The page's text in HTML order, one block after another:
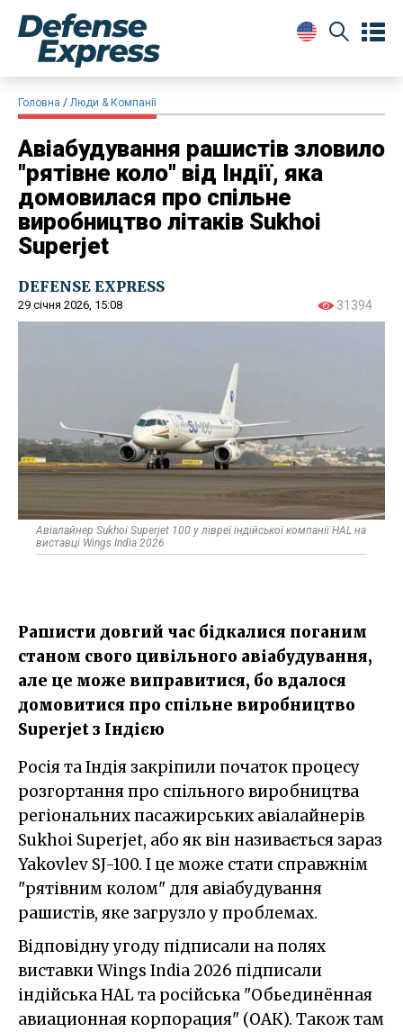
Головна Люди & Компанії
Авіабудування рашистів зловило
"рятівне коло" від Індії, яка
домовилася про спільне
виробництво літаків Sukhoi
Superjet
DEFENSE EXPRESS
29 січня 2026, 15:08 31394
Авіалайнер Sukhoi Superjet 100 у лівреї індійської компанії HAL на
виставці Wings India 2026
Рашисти довгий час бідкалися поганим
станом свого цивільного авіабудування,
але це може виправитися, бо вдалося
домовитися про спільне виробництво
Superjet з Індією
Росія та Індія закріпили початок процесу
розгортання про спільного виробництва
регіональних пасажирських авіалайнерів
Sukhoi Superjet, або як він називається зараз
Yakovlev SJ-100. І це може стати справжнім
"рятівним колом" для авіабудування
рашистів, яке загрузло у проблемах.
Відповідну угоду підписали на полях
виставки Wings India 2026 підписали
індійська HAL та російська "Обьединённая
авиационная корпорация" (ОАК). Також там